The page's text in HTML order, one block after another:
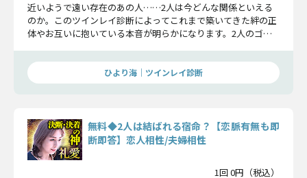
近いようで遠い存在のあの人……2人は今どんな関係といえる
のか。このツインレイ診断によってこれまで築いてきた絆の正
体やお互いに抱いている本音が明らかになります。2人のゴー
ひより海｜ツインレイ診断
無料◆2人は結ばれる宿命？【恋脈有無も即
断即答】恋人相性/夫婦相性
1回 0円（税込）